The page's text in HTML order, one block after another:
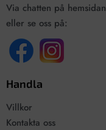
Via chatten på hemsidan
eller se oss på:
Handla
Villkor
Kontakta oss